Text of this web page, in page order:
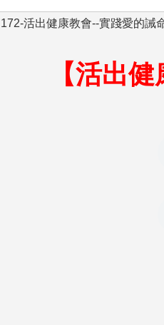
172-活出健康教會--實踐愛的誡
【活出